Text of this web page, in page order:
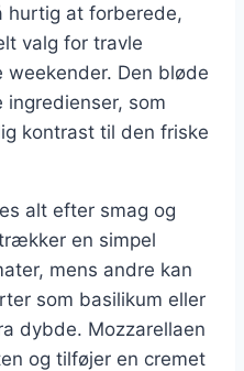
hurtig at forberede,
valg for travle
weekender. Den bløde
som
kontrast til den friske
alt efter smag og
en simpel
mens andre kan
som basilikum eller
dybde. Mozzarellaen
og tilføjer en cremet